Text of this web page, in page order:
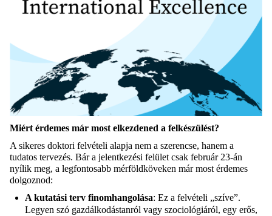
Miért érdemes már most elkezdened a felkészülést?
A sikeres doktori felvételi alapja nem a szerencse, hanem a
tudatos tervezés. Bár a jelentkezési felület csak február 23-án
nyílik meg, a legfontosabb mérföldköveken már most érdemes
dolgoznod:
A kutatási terv finomhangolása: Ez a felvételi „szíve”.
Legyen szó gazdálkodástanról vagy szociológiáról, egy erős,